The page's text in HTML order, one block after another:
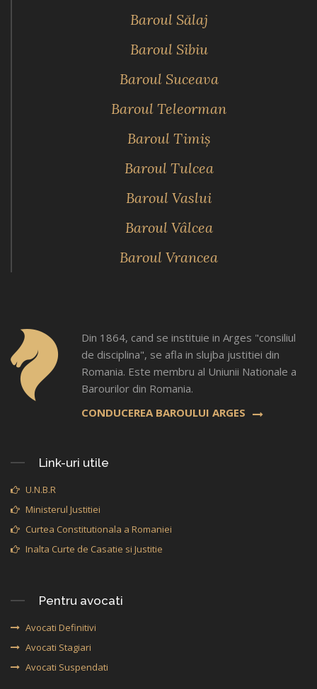
Baroul Sălaj
Baroul Sibiu
Baroul Suceava
Baroul Teleorman
Baroul Timiş
Baroul Tulcea
Baroul Vaslui
Baroul Vâlcea
Baroul Vrancea
Din 1864, cand se instituie in Arges "consiliul
de disciplina", se afla in slujba justitiei din
Romania. Este membru al Uniunii Nationale a
Barourilor din Romania.
CONDUCEREA BAROULUI ARGES
Link-uri utile
U.N.B.R
Ministerul Justitiei
Curtea Constitutionala a Romaniei
Inalta Curte de Casatie si Justitie
Pentru avocati
Avocati Definitivi
Avocati Stagiari
Avocati Suspendati